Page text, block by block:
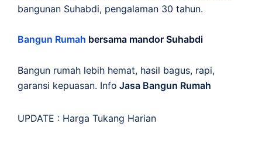
bangunan Suhabdi, pengalaman 30 tahun.
Bangun Rumah bersama mandor Suhabdi
Bangun rumah lebih hemat, hasil bagus, rapi,
garansi kepuasan. Info Jasa Bangun Rumah
UPDATE : Harga Tukang Harian